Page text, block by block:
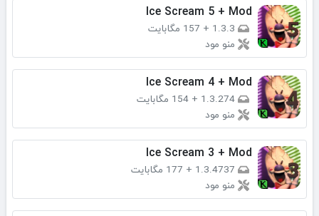
Ice Scream 5 + Mod
1.3.3
+ 157 مگابایت
منو مود
Ice Scream 4 + Mod
1.3.274
+ 154 مگابایت
منو مود
Ice Scream 3 + Mod
1.3.4737
+ 177 مگابایت
منو مود